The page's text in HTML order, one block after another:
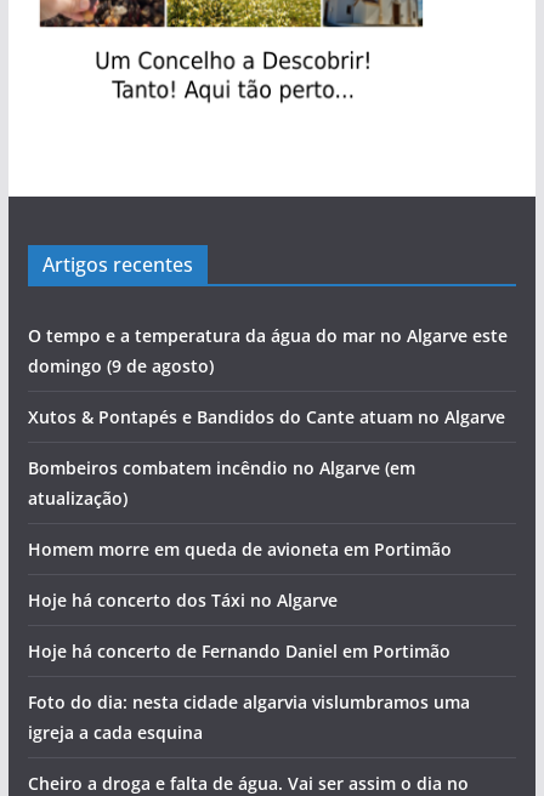
Artigos recentes
O tempo e a temperatura da água do mar no Algarve este
domingo (9 de agosto)
Xutos & Pontapés e Bandidos do Cante atuam no Algarve
Bombeiros combatem incêndio no Algarve (em
atualização)
Homem morre em queda de avioneta em Portimão
Hoje há concerto dos Táxi no Algarve
Hoje há concerto de Fernando Daniel em Portimão
Foto do dia: nesta cidade algarvia vislumbramos uma
igreja a cada esquina
Cheiro a droga e falta de água. Vai ser assim o dia no